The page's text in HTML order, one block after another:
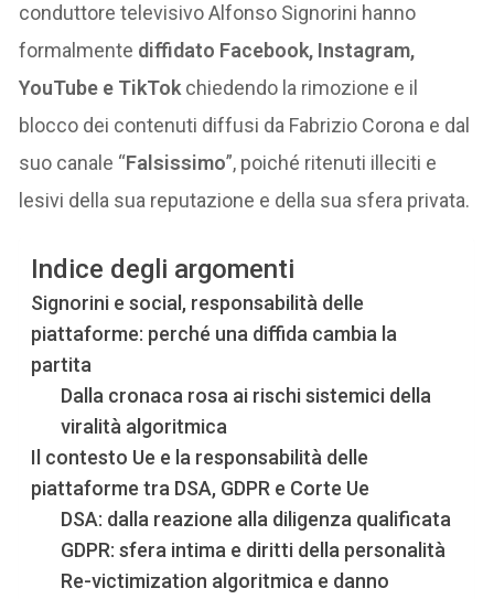
conduttore televisivo Alfonso Signorini hanno
formalmente diffidato Facebook, Instagram,
YouTube e TikTokchiedendo la rimozione e il
blocco dei contenuti diffusi da Fabrizio Corona e dal
suo canale “Falsissimo”, poiché ritenuti illeciti e
lesivi della sua reputazione e della sua sfera privata.
Indice degli argomenti
Signorini e social, responsabilità delle
piattaforme: perché una diffida cambia la
partita
Dalla cronaca rosa ai rischi sistemici della
viralità algoritmica
Il contesto Ue e la responsabilità delle
piattaforme tra DSA, GDPR e Corte Ue
DSA: dalla reazione alla diligenza qualificata
GDPR: sfera intima e diritti della personalità
Re-victimization algoritmica e danno